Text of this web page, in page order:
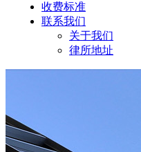
收费标准
联系我们
关于我们
律所地址